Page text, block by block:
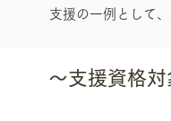
支援の一例として
～支援資格